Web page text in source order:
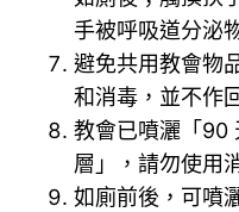
手被呼吸道分泌
避免共用教會物
和消毒，並不作
教會已噴灑「90
層」，請勿使用
如廁前後，可噴